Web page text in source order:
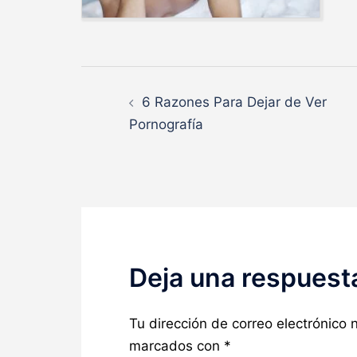
6 Razones Para Dejar de Ver
Pornografía
Deja una
Tu dirección de correo electrónico
marcados con *